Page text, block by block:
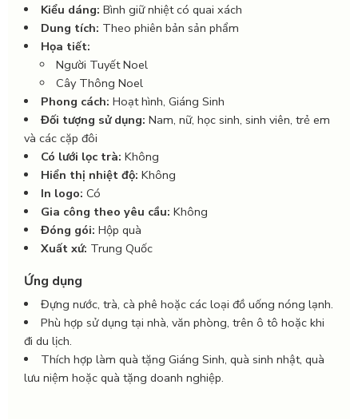
Kiểu dáng: Bình giữ nhiệt có quai xách
Dung tích: Theo phiên bản sản phẩm
Họa tiết:
Người Tuyết Noel
Cây Thông Noel
Phong cách: Hoạt hình, Giáng Sinh
Đối tượng sử dụng: Nam, nữ, học sinh, sinh viên, trẻ em
và các cặp đôi
Có lưới lọc trà: Không
Hiển thị nhiệt độ: Không
In logo: Có
Gia công theo yêu cầu: Không
Đóng gói: Hộp quà
Xuất xứ: Trung Quốc
Ứng dụng
Đựng nước, trà, cà phê hoặc các loại đồ uống nóng lạnh.
Phù hợp sử dụng tại nhà, văn phòng, trên ô tô hoặc khi
đi du lịch.
Thích hợp làm quà tặng Giáng Sinh, quà sinh nhật, quà
lưu niệm hoặc quà tặng doanh nghiệp.